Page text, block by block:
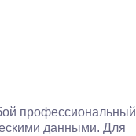
профессиональный
данными. Для